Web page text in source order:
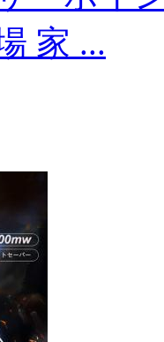
家 ...